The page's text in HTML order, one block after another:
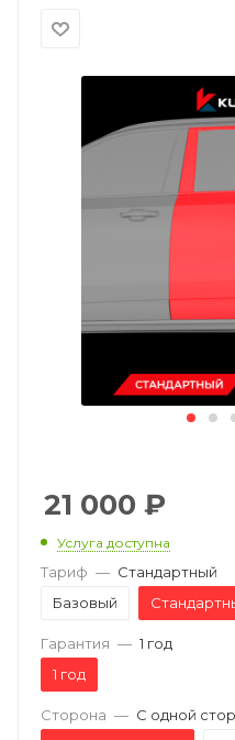
21 000 ₽
Услуга доступна
Тариф — Стандартный
Базовый
Гарантия — 1 год
1 год
Сторона — С одной